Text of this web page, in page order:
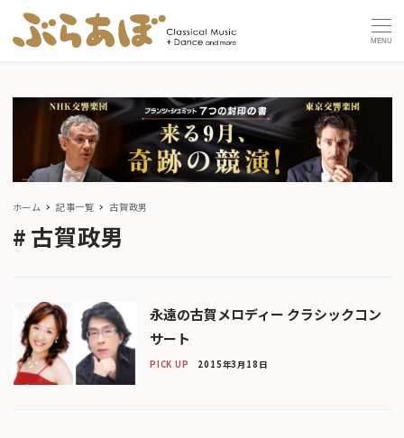
MENU
ホーム 記事一覧 古賀政男
古賀政男
永遠の古賀メロディー クラシックコン
サート
PICK UP 2015年3月18日